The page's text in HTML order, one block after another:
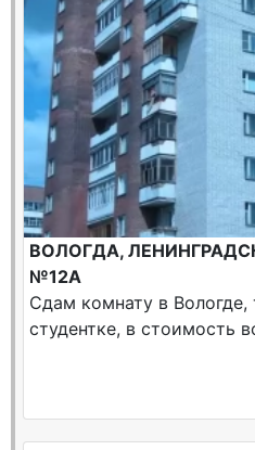
ВОЛОГДА,
№12А
Сдам комнату в Вологде,
студентке, в стоимость